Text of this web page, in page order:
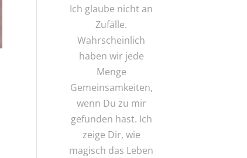
Ich glaube nicht an
Zufälle.
Wahrscheinlich
haben wir jede
Menge
Gemeinsamkeiten,
wenn Du zu mir
gefunden hast. Ich
zeige Dir, wie
magisch das Leben